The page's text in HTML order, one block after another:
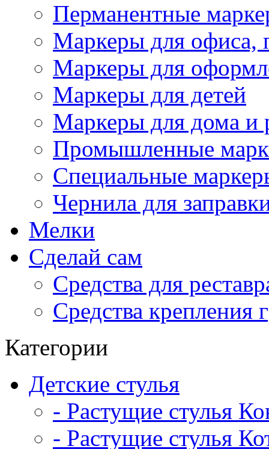
Перманентные
Маркеры для офиса,
Маркеры для
Маркеры для детей
Маркеры для дома и
Промышленные
Специальные
Чернила для
Мелки
Сделай сам
Средства для
Средства крепления
Категории
Детские стулья
- Растущие стулья
- Растущие стулья